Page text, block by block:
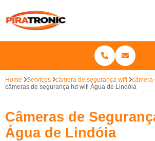
Home Serviços câmera de segurança wifi
câmera
câmeras de segurança hd wifi Água de Lindóia
Câmeras de
Água de Lindóia